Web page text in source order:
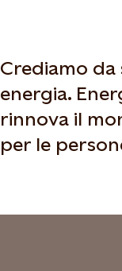
Crediamo
energia.
rinnova il
per le